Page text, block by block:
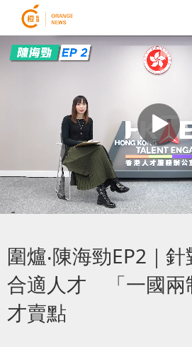
圍爐‧陳海勁EP2｜
合適人才 「一國兩
才賣點